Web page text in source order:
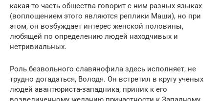
какая-то часть общества говорит с ним разных языках
(воплощением этого являются реплики Маши), но при
этом, он возбуждает интерес женской половины,
любящей по определению людей находчивых и
нетривиальных.
Роль безвольного славянофила здесь исполняет, не
трудно догадаться, Володя. Он встретил в кругу ученых
людей авантюриста-западника, приник к его